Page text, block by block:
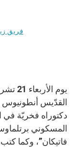
فريق
دكتوراه فخريّة في
المسكوني
فاتيكان”، وكما